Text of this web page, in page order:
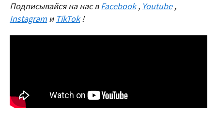
Подписывайся на нас вFacebook ,Youtube ,
Instagram иTikTok !